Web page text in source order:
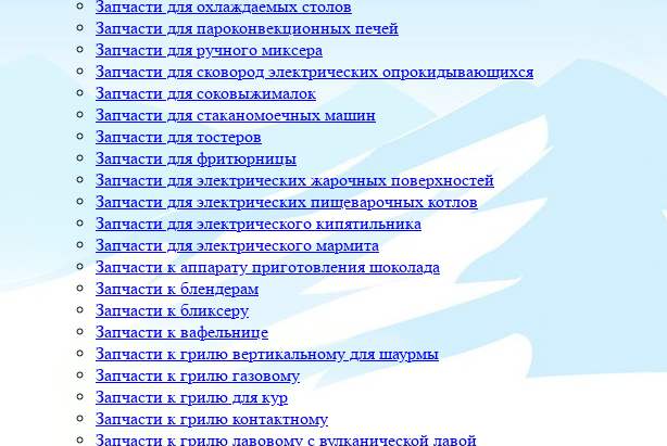
Запчасти для охлаждаемых столов
Запчасти для пароконвекционных печей
Запчасти для ручного миксера
Запчасти для сковород электрических опрокидывающихся
Запчасти для соковыжималок
Запчасти для стаканомоечных машин
Запчасти для тостеров
Запчасти для фритюрницы
Запчасти для электрических жарочных поверхностей
Запчасти для электрических пищеварочных котлов
Запчасти для электрического кипятильника
Запчасти для электрического мармита
Запчасти к аппарату приготовления шоколада
Запчасти к блендерам
Запчасти к бликсеру
Запчасти к вафельнице
Запчасти к грилю вертикальному для шаурмы
Запчасти к грилю газовому
Запчасти к грилю для кур
Запчасти к грилю контактному
Запчасти к грилю лавовому с вулканической лавой